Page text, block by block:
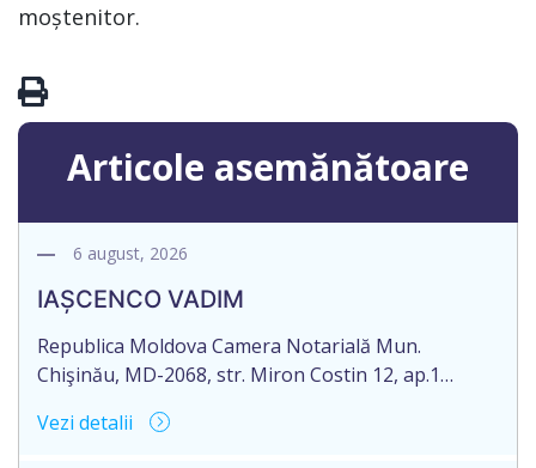
moștenitor.
Articole asemănătoare
6 august, 2026
IAȘCENCO VADIM
Republica Moldova Camera Notarială Mun.
Chişinău, MD-2068, str. Miron Costin 12, ap.1
373 22) 43-45-06; 43-45-07 Nr. de ieșire: 485 Din 06
Vezi detalii